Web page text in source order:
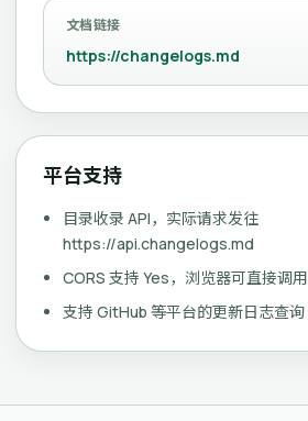
文档链接
https://changelogs.md
平台支持
目录收录 API，实际请求发往
https://api.changelogs.md
CORS 支持 Yes，浏览器可直接调用
支持 GitHub 等平台的更新日志查询